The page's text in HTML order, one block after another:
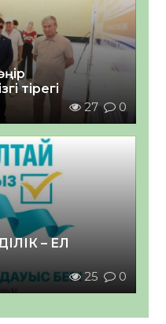
тірегі
27 0
– ЕЛ
25 0